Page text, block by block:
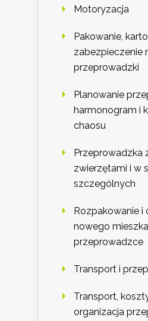
Motoryzacja
Pakowanie,
zabezpieczenie
przeprowadzki
Planowanie
harmonogram i
chaosu
Przeprowadzka
zwierzętami i w
szczególnych
Rozpakowanie i
nowego
przeprowadzce
Transport i
Transport,
organizacja